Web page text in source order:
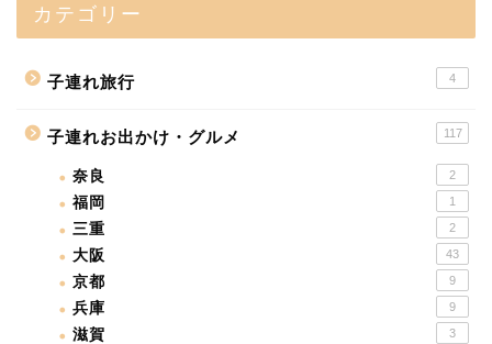
カテゴリー
子連れ旅行 4
子連れお出かけ・グルメ 117
奈良 2
福岡 1
三重 2
大阪 43
京都 9
兵庫 9
滋賀 3